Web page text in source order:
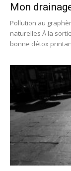
Mon
Pollution au
naturelles À la
bonne détox